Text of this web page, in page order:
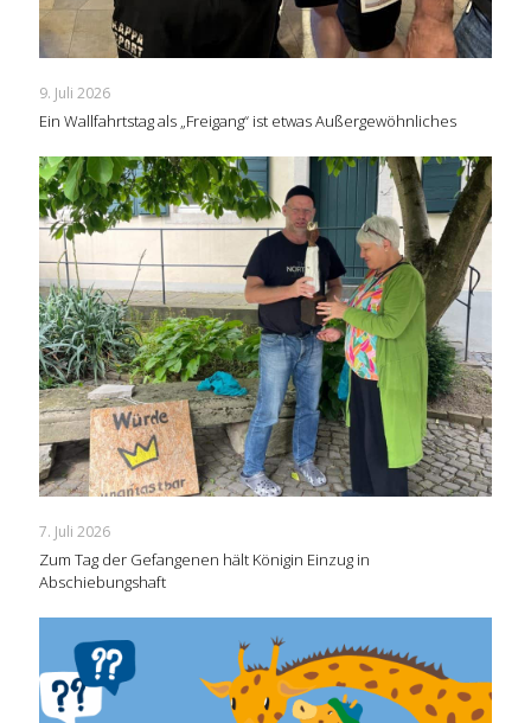
9. Juli 2026
Ein Wallfahrtstag als „Freigang“ ist etwas Außergewöhnliches
7. Juli 2026
Zum Tag der Gefangenen hält Königin Einzug in
Abschiebungshaft